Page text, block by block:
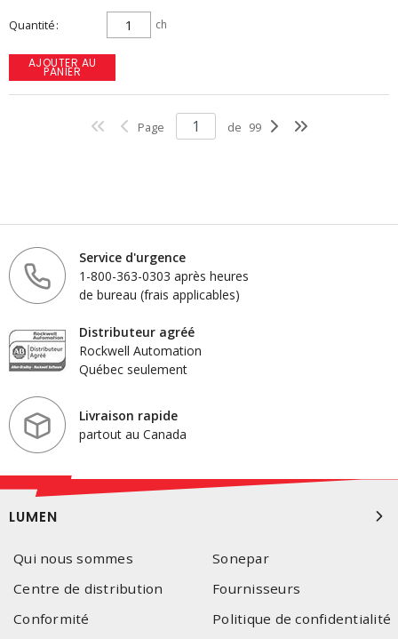
Quantité ch
AJOUTER AU
PANIER
Page de 99
Service d'urgence
1-800-363-0303 après heures
de bureau (frais applicables)
Distributeur agréé
Rockwell Automation
Québec seulement
Livraison rapide
partout au Canada
LUMEN
Qui nous sommes
Sonepar
Centre de distribution
Fournisseurs
Conformité
Politique de confidentialité